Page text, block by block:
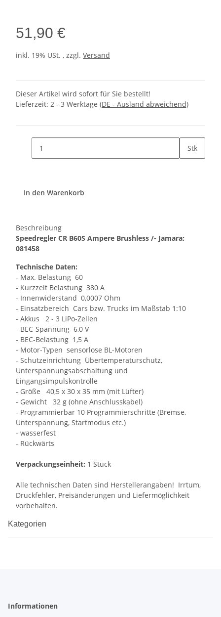
51,90 €
inkl. 19% USt. , zzgl. Versand
Dieser Artikel wird sofort für Sie bestellt!
Lieferzeit: 2 - 3 Werktage (DE - Ausland abweichend)
Stk
In den Warenkorb
Beschreibung
Speedregler CR B60S Ampere Brushless /- Jamara:
081458
Technische Daten:
- Max. Belastung 60
- Kurzzeit Belastung 380 A
- Innenwiderstand 0,0007 Ohm
- Einsatzbereich Cars bzw. Trucks im Maßstab 1:10
- Akkus 2 - 3 LiPo-Zellen
- BEC-Spannung 6,0 V
- BEC-Belastung 1,5 A
- Motor-Typen sensorlose BL-Motoren
- Schutzeinrichtung Übertemperaturschutz,
Unterspannungsabschaltung und
Eingangsimpulskontrolle
- Größe 40,5 x 30 x 35 mm (mit Lüfter)
- Gewicht 32 g (ohne Anschlusskabel)
- Programmierbar 10 Programmierschritte (Bremse,
Unterspannung, Startmodus etc.)
- wasserfest
- Rückwärts
Verpackungseinheit: 1 Stück
Alle technischen Daten sind Herstellerangaben! Irrtum,
Druckfehler, Preisänderungen und Liefermöglichkeit
vorbehalten.
Kategorien
Informationen